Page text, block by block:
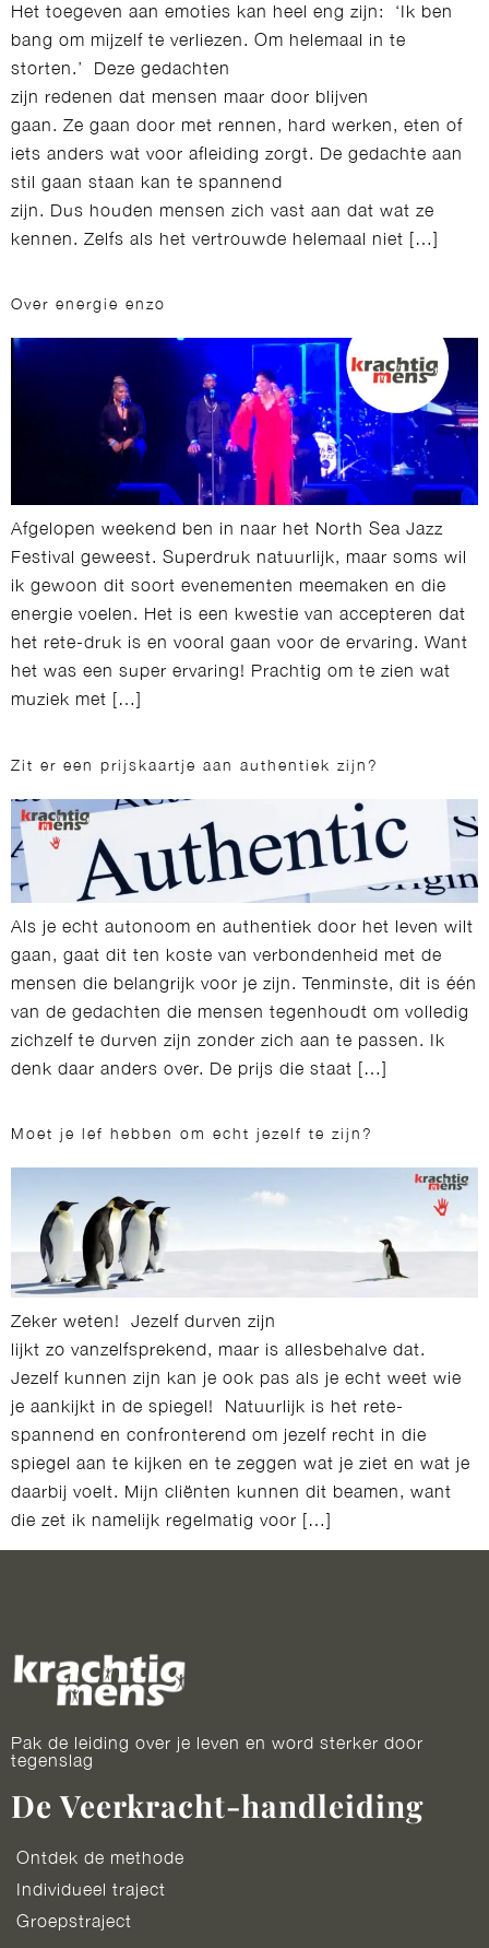
Het toegeven aan emoties kan heel eng zijn: ‘Ik ben
bang om mijzelf te verliezen. Om helemaal in te
storten.’ Deze gedachten
zijn redenen dat mensen maar door blijven
gaan. Ze gaan door met rennen, hard werken, eten of
iets anders wat voor afleiding zorgt. De gedachte aan
stil gaan staan kan te spannend
zijn. Dus houden mensen zich vast aan dat wat ze
kennen. Zelfs als het vertrouwde helemaal niet […]
Over energie enzo
Afgelopen weekend ben in naar het North Sea Jazz
Festival geweest. Superdruk natuurlijk, maar soms wil
ik gewoon dit soort evenementen meemaken en die
energie voelen. Het is een kwestie van accepteren dat
het rete-druk is en vooral gaan voor de ervaring. Want
het was een super ervaring! Prachtig om te zien wat
muziek met […]
Zit er een prijskaartje aan authentiek zijn?
Als je echt autonoom en authentiek door het leven wilt
gaan, gaat dit ten koste van verbondenheid met de
mensen die belangrijk voor je zijn. Tenminste, dit is één
van de gedachten die mensen tegenhoudt om volledig
zichzelf te durven zijn zonder zich aan te passen. Ik
denk daar anders over. De prijs die staat […]
Moet je lef hebben om echt jezelf te zijn?
Zeker weten! Jezelf durven zijn
lijkt zo vanzelfsprekend, maar is allesbehalve dat.
Jezelf kunnen zijn kan je ook pas als je echt weet wie
je aankijkt in de spiegel! Natuurlijk is het rete-
spannend en confronterend om jezelf recht in die
spiegel aan te kijken en te zeggen wat je ziet en wat je
daarbij voelt. Mijn cliënten kunnen dit beamen, want
die zet ik namelijk regelmatig voor […]
Pak de leiding over je leven en word sterker door
tegenslag
De Veerkracht-handleiding
Ontdek de methode
Individueel traject
Groepstraject